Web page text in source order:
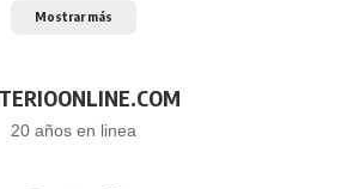
Mostrar más
20 años en linea